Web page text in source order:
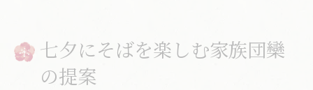
無病息災を願う七夕そばの意味とは
七夕そばに込められた無病息災の願い
七夕にそばを楽しむ家族団欒
の提案